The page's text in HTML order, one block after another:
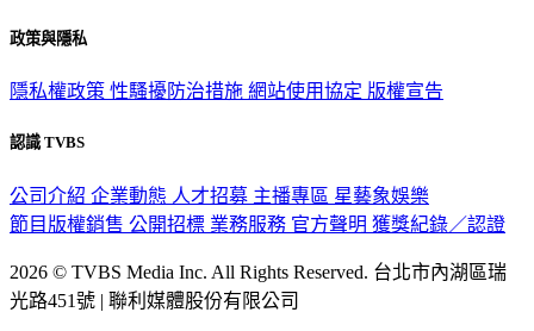
政策與隱私
隱私權政策 性騷擾防治措施 網站使用協定 版權宣告
認識 TVBS
公司介紹 企業動態 人才招募 主播專區 星藝象娛樂
節目版權銷售 公開招標 業務服務 官方聲明 獲獎紀錄／認證
2026 © TVBS Media Inc. All Rights Reserved. 台北市內湖區瑞
光路451號 | 聯利媒體股份有限公司